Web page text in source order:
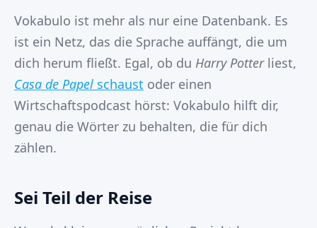
Vokabulo ist mehr als nur eine Datenbank. Es
ist ein Netz, das die Sprache auffängt, die um
dich herum fließt. Egal, ob du Harry Potterliest,
Casa de Papel schaust oder einen
Wirtschaftspodcast hörst: Vokabulo hilft dir,
genau die Wörter zu behalten, die für dich
zählen.
Sei Teil der Reise